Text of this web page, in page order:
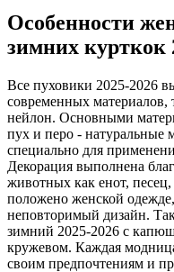
Особенности
зимних курткок
Все пуховики 2025-2026
современных материалов,
нейлон. Основными
пух и перо - натуральные
специально для
Декорация выполнена
животных как енот,
положено женской
неповторимый дизайн.
зимний 2025-2026 с
кружевом. Каждая
своим предпочтениям и